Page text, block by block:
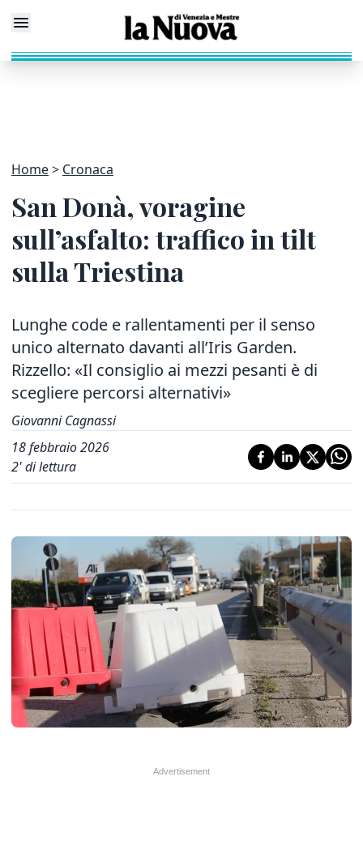
Home Cronaca
San Donà, voragine
sull’asfalto: traffico in tilt
sulla Triestina
Lunghe code e rallentamenti per il senso
unico alternato davanti all’Iris Garden.
Rizzello: «Il consiglio ai mezzi pesanti è di
scegliere percorsi alternativi»
Giovanni Cagnassi
18 febbraio 2026
2' di lettura